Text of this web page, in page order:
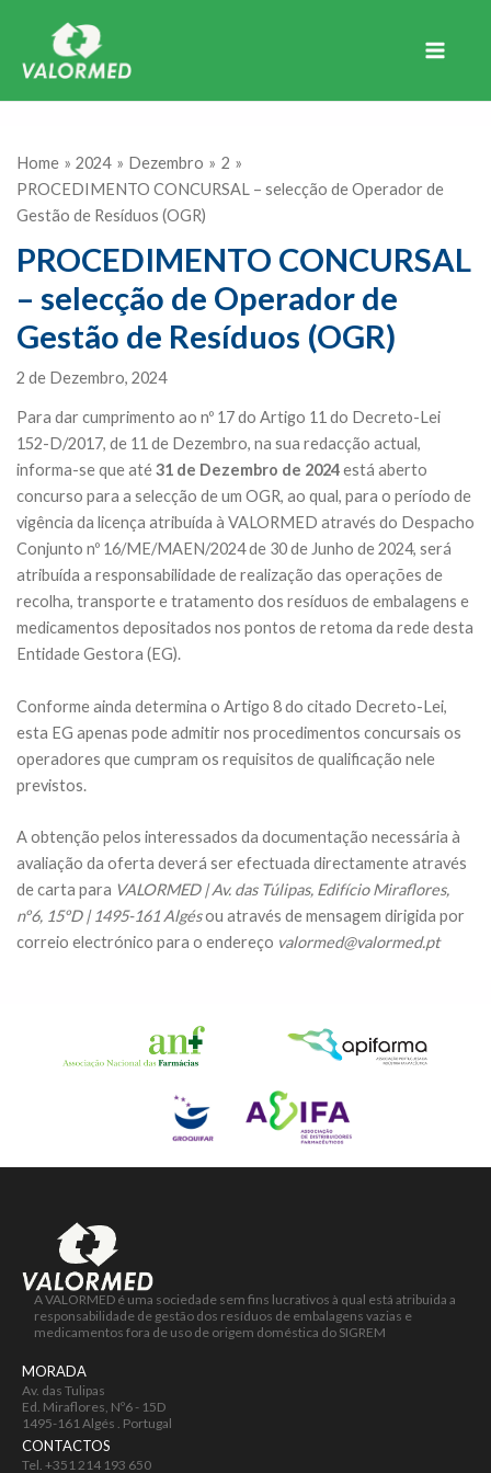
content
Home 2024 Dezembro
2
PROCEDIMENTO CONCURSAL – selecção de Operador de
Gestão de Resíduos (OGR)
PROCEDIMENTO CONCURSAL
– selecção de Operador de
Gestão de Resíduos (OGR)
2 de Dezembro, 2024
Para dar cumprimento ao nº 17 do Artigo 11 do Decreto-Lei
152-D/2017, de 11 de Dezembro, na sua redacção actual,
informa-se que até31 de Dezembro de 2024está aberto
concurso para a selecção de um OGR, ao qual, para o período de
vigência da licença atribuída à VALORMED através do Despacho
Conjunto nº 16/ME/MAEN/2024 de 30 de Junho de 2024, será
atribuída a responsabilidade de realização das operações de
recolha, transporte e tratamento dos resíduos de embalagens e
medicamentos depositados nos pontos de retoma da rede desta
Entidade Gestora (EG).
Conforme ainda determina o Artigo 8 do citado Decreto-Lei,
esta EG apenas pode admitir nos procedimentos concursais os
operadores que cumpram os requisitos de qualificação nele
previstos.
A obtenção pelos interessados da documentação necessária à
avaliação da oferta deverá ser efectuada directamente através
de carta para VALORMED | Av. das Túlipas, Edifício Miraflores,
nº6, 15ºD | 1495-161 Algésou através de mensagem dirigida por
correio electrónico para o endereço valormed@valormed.pt
A VALORMED é uma sociedade sem fins lucrativos à qual está atribuida a
responsabilidade de gestão dos resíduos de embalagens vazias e
medicamentos fora de uso de origem doméstica do SIGREM
MORADA
Av. das Tulipas
Ed. Miraflores, Nº6 - 15D
1495-161 Algés . Portugal
CONTACTOS
Tel. +351 214 193 650